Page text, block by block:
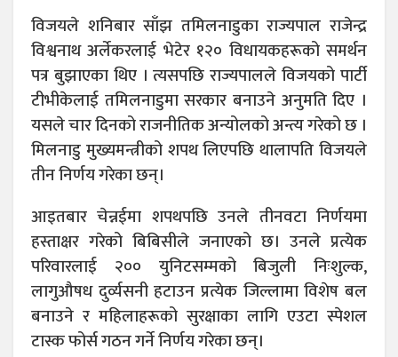
विजयले शनिबार साँझ तमिलनाडुका राज्यपाल राजेन्द्र
विश्वनाथ अर्लेकरलाई भेटेर १२० विधायकहरूको समर्थन
पत्र बुझाएका थिए । त्यसपछि राज्यपालले विजयको पार्टी
टीभीकेलाई तमिलनाडुमा सरकार बनाउने अनुमति दिए ।
यसले चार दिनको राजनीतिक अन्योलको अन्त्य गरेको छ ।
मिलनाडु मुख्यमन्त्रीको शपथ लिएपछि थालापति विजयले
तीन निर्णय गरेका छन्।
आइतबार चेन्नईमा शपथपछि उनले तीनवटा निर्णयमा
हस्ताक्षर गरेको बिबिसीले जनाएको छ। उनले प्रत्येक
परिवारलाई २०० युनिटसम्मको बिजुली निःशुल्क,
लागुऔषध दुर्व्यसनी हटाउन प्रत्येक जिल्लामा विशेष बल
बनाउने र महिलाहरूको सुरक्षाका लागि एउटा स्पेशल
टास्क फोर्स गठन गर्ने निर्णय गरेका छन्।